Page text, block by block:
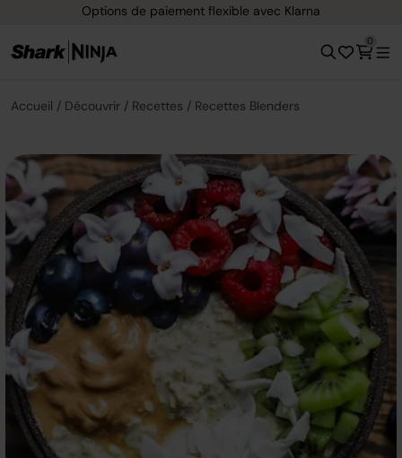
Options de paiement flexible avec Klarna
0
Accueil Découvrir Recettes Recettes Blenders